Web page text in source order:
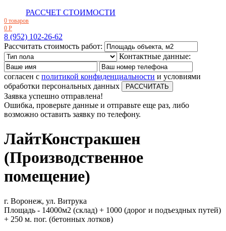
РАССЧЕТ СТОИМОСТИ
0 товаров
0 Р
8 (952) 102-26-62
Рассчитать стоимость работ:
Контактные данные:
согласен с политикой конфиденциальности и условиями
обработки персональных данных
Заявка успешно отправлена!
Ошибка, проверьте данные и отправьте еще раз, либо
возможно оставить заявку по телефону.
ЛайтКонстракшен
(Производственное
помещение)
г. Воронеж, ул. Витрука
Площадь - 14000м2 (склад) + 1000 (дорог и подъездных путей)
+ 250 м. пог. (бетонных лотков)